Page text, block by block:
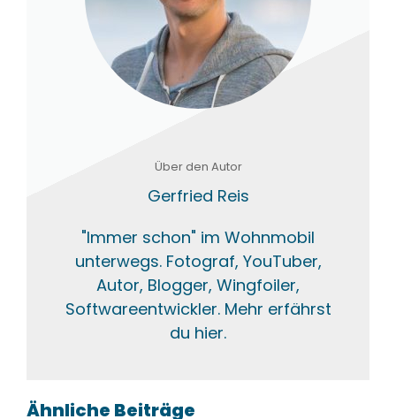
Über den Autor
Gerfried Reis
"Immer schon" im Wohnmobil
unterwegs. Fotograf, YouTuber,
Autor, Blogger, Wingfoiler,
Softwareentwickler. Mehr erfährst
du hier.
Ähnliche Beiträge